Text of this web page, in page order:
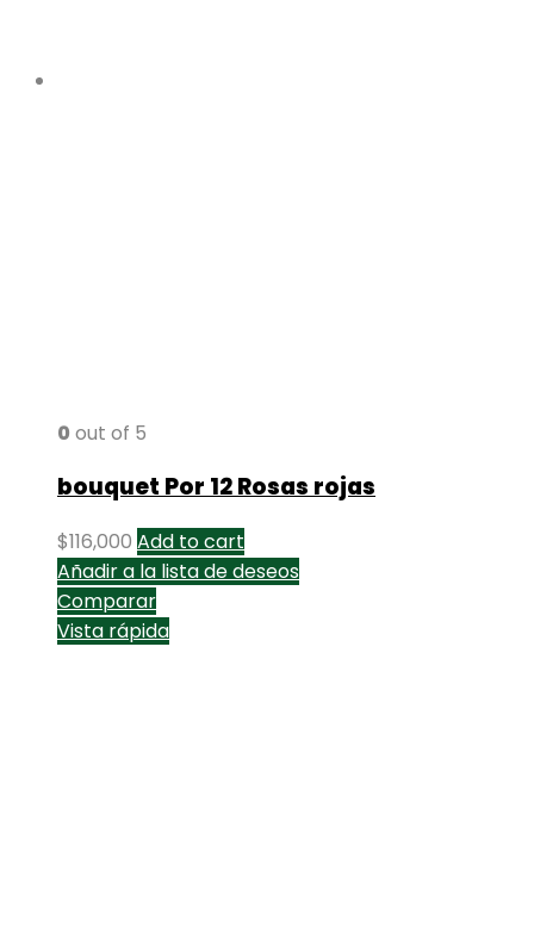
0 out of 5
bouquet Por 12 Rosas rojas
$116,000 Add to cart
Añadir a la lista de deseos
Comparar
Vista rápida